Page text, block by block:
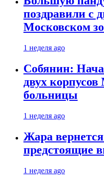
поздравили с
Московском
1 неделя ago
Собянин:
двух
больницы
1 неделя ago
Жара
предстоящие
1 неделя ago